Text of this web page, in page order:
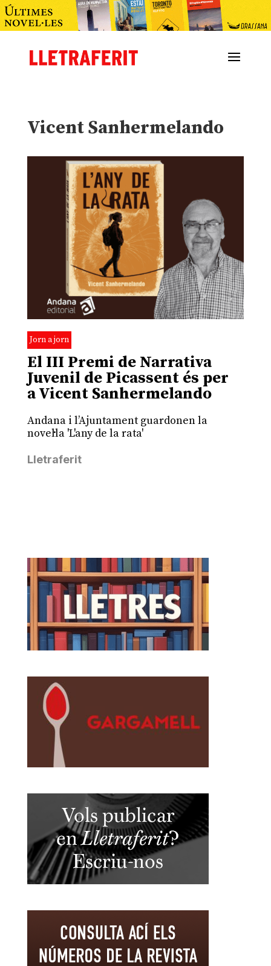
Vicent Sanhermelando
Jorn a jorn
El III Premi de Narrativa
Juvenil de Picassent és per
a Vicent Sanhermelando
Andana i l’Ajuntament guardonen la
novel·la 'L'any de la rata'
Lletraferit